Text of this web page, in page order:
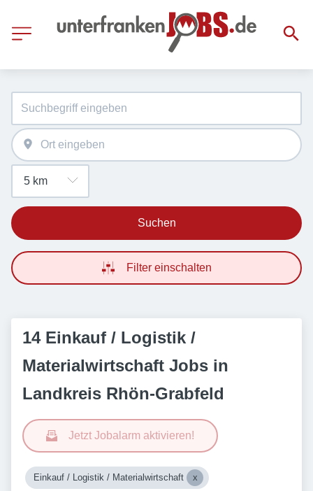
Suchen
Filter einschalten
14 Einkauf / Logistik /
Materialwirtschaft Jobs in
Landkreis Rhön-Grabfeld
Jetzt Jobalarm aktivieren!
Einkauf / Logistik / Materialwirtschaft